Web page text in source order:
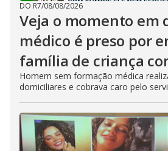
DO R7/08/08/2026
Veja o momento em
médico é preso por
família de criança
Homem sem formação médica
domiciliares e cobrava caro pelo